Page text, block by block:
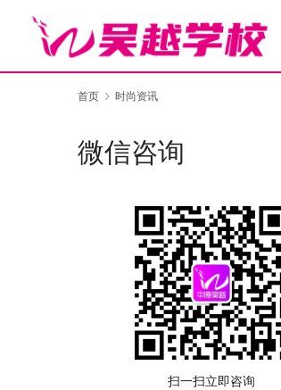
首页 时尚资讯
微信咨询
扫一扫立即咨询